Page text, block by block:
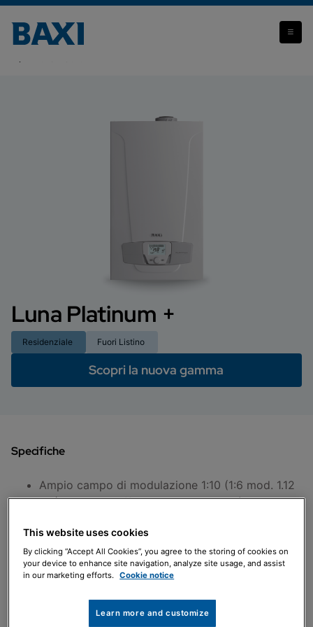
disponibile.
Luna Platinum +
Residenziale Fuori Listino
Scopri la nuova gamma
Specifiche
Ampio campo di modulazione 1:10 (1:6 mod. 1.12
GA) maggiore efficienza e silenziosità
automatico della combustione
Baxi Mago DI SERIE:
App dedicata per smartphone e tablet per
Luna Platinum+ 33/24 GA Mago); accessorio a
richiesta per tutti gli altri modelli
This website uses cookies
By clicking “Accept All Cookies”, you agree to the storing of cookies on
your device to enhance site navigation, analyze site usage, and assist
in our marketing efforts.
Cookie notice
Learn more and customize